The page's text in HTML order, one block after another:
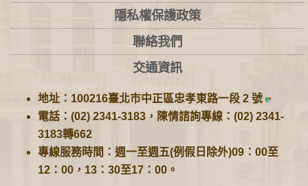
隱私權保護政策
聯絡我們
交通資訊
地址：100216臺北市中正區忠孝東路一段 2 號
電話：(02) 2341-3183，陳情諮詢專線：(02) 2341-
3183轉662
專線服務時間：週一至週五(例假日除外)09：00至
12：00，13：30至17：00。